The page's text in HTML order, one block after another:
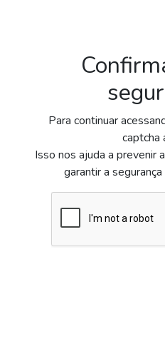
Para continuar
captcha
Isso nos ajuda a prevenir
garantir a